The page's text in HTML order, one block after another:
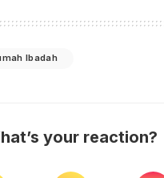
Ibadah
your reaction?